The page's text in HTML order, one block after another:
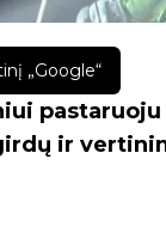
„Google“
ir